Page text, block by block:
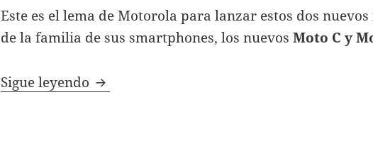
Este es el lema de Motorola para lanzar estos dos
de la familia de sus smartphones, los nuevosMoto C y
Sigue leyendo Motorola lanza los nuevos Moto C y Moto C